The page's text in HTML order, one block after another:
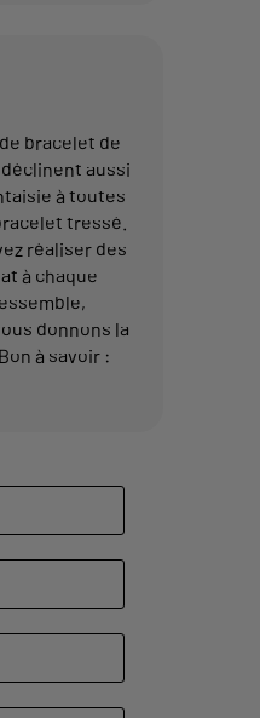
bracelet de
aussi
à toutes
tressé.
réaliser des
à chaque
donnons la
à savoir :